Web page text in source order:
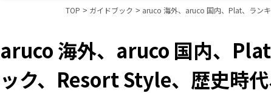
TOP ガイドブック aruco 海外、aruco 国内、Plat、ラン
aruco 海外、aruco 国内、
ック、Resort Style、歴史時